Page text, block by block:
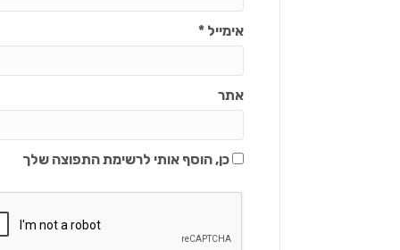
אימייל*
אתר
כן, הוסף אותי לרשימת התפוצה שלך